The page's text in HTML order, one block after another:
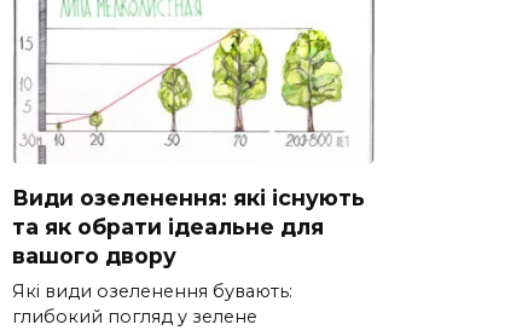
Види озеленення: які існують
та як обрати ідеальне для
вашого двору
Які види озеленення бувають:
глибокий погляд у зелене